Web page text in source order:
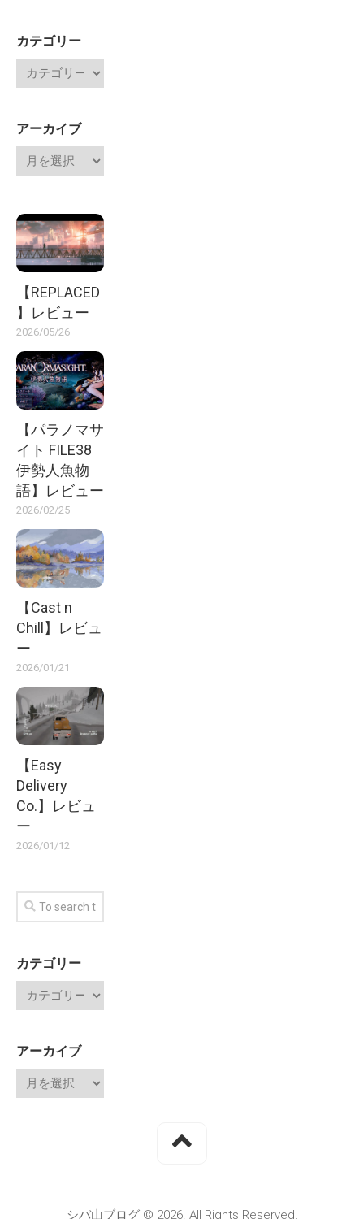
カテゴリー
アーカイブ
【REPLACED
】レビュー
2026/05/26
【パラノマサ
イト FILE38
伊勢人魚物
語】レビュー
2026/02/25
【Cast n
Chill】レビュ
ー
2026/01/21
【Easy
Delivery
Co.】レビュ
ー
2026/01/12
カテゴリー
アーカイブ
シバ山ブログ © 2026. All Rights Reserved.